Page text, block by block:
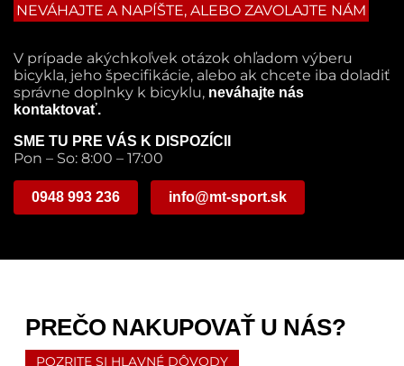
NEVÁHAJTE A NAPÍŠTE, ALEBO ZAVOLAJTE NÁM
V prípade akýchkoľvek otázok ohľadom výberu
bicykla, jeho špecifikácie, alebo ak chcete iba doladiť
správne doplnky k bicyklu, neváhajte nás
kontaktovať.
SME TU PRE VÁS K DISPOZÍCII
Pon – So: 8:00 – 17:00
0948 993 236 info@mt-sport.sk
PREČO NAKUPOVAŤ U NÁS?
POZRITE SI HLAVNÉ DÔVODY